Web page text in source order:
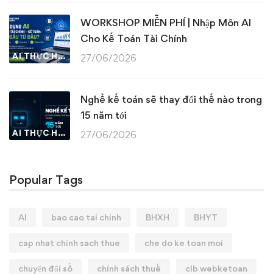
AI THỰC HÀNH
WORKSHOP MIỄN PHÍ | Nhập Môn AI
Cho Kế Toán Tài Chính
27/06/2026
AI THỰC HÀNH
Nghề kế toán sẽ thay đổi thế nào trong
15 năm tới
27/06/2026
Popular Tags
AI bao cao tai chinh BHXH BHYT
cap nhat chinh sach thue che do ke toan moi
chuyển đổi số chính sách thuế clb webketoan